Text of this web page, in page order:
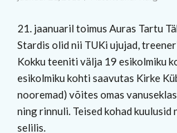
21. jaanuaril toimus Auras Tartu
Stardis olid nii TUKi ujujad,
Kokku teeniti välja 19 esikolmiku
esikolmiku kohti saavutas Kirke
nooremad) võites omas
ning rinnuli. Teised kohad
selilis.